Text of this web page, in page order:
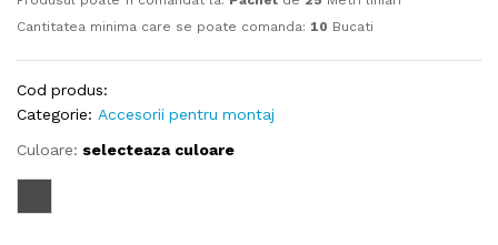
Cantitatea minima care se poate comanda: 10 Bucati
Cod produs:
Categorie: Accesorii pentru montaj
Culoare: selecteaza culoare